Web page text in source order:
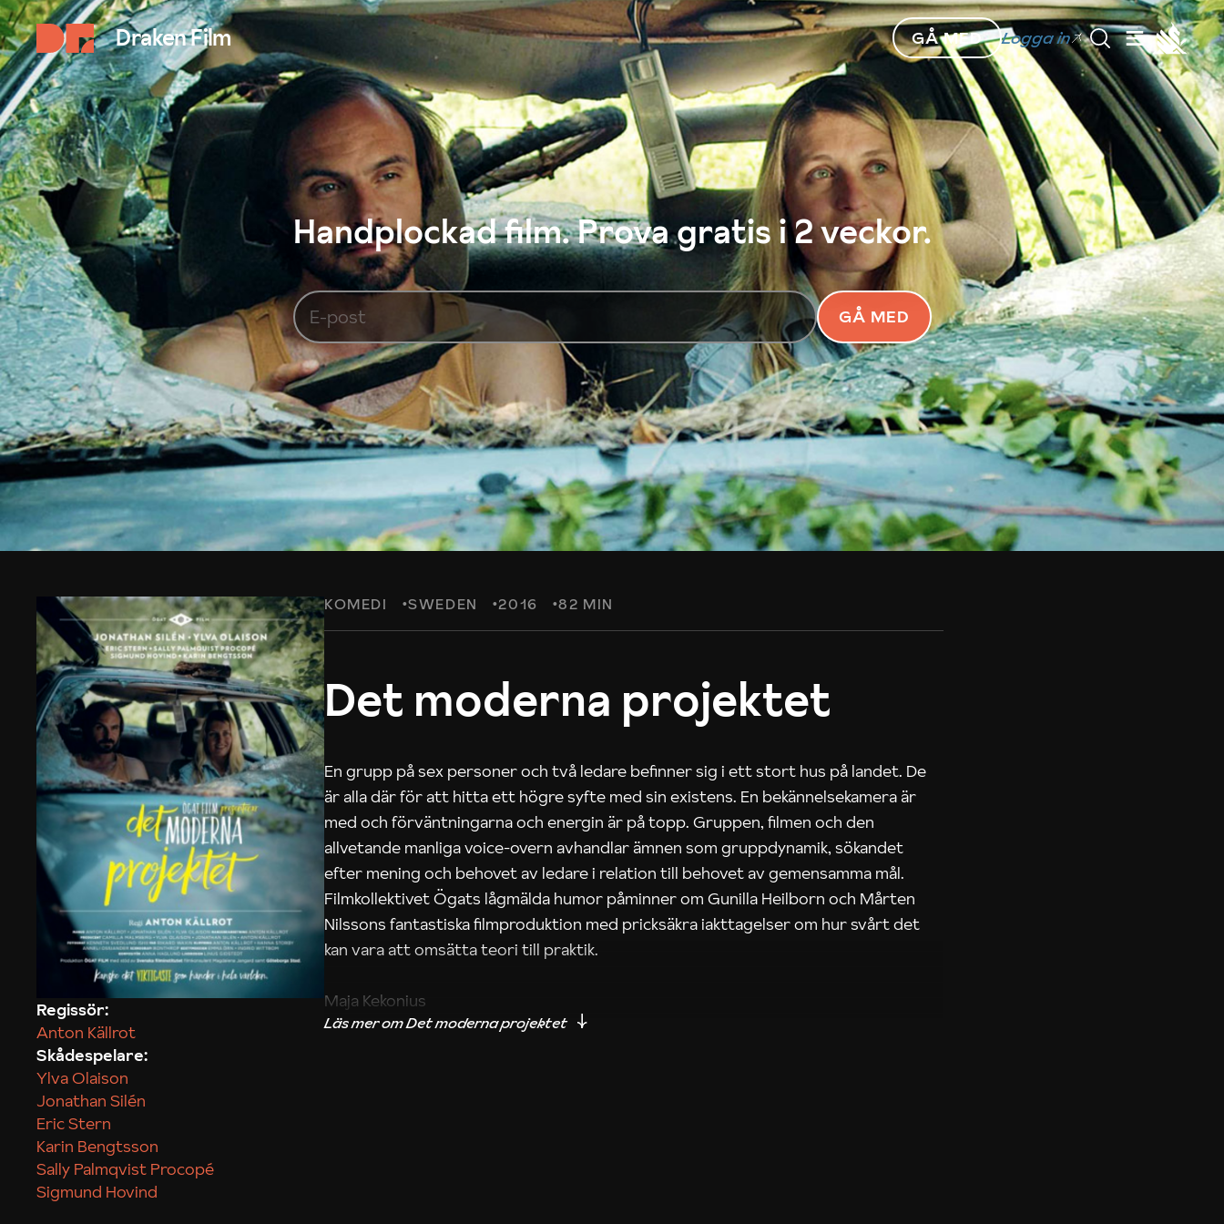
Draken Film GÅ MED Logga in
Handplockad film. Prova gratis i 2 veckor.
GÅ MED
KOMEDI SWEDEN 2016 82 MIN
Det moderna projektet
En grupp på sex personer och två ledare befinner sig i ett stort hus på landet. De
är alla där för att hitta ett högre syfte med sin existens. En bekännelsekamera är
med och förväntningarna och energin är på topp. Gruppen, filmen och den
allvetande manliga voice-overn avhandlar ämnen som gruppdynamik, sökandet
efter mening och behovet av ledare i relation till behovet av gemensamma mål.
Filmkollektivet Ögats lågmälda humor påminner om Gunilla Heilborn och Mårten
Nilssons fantastiska filmproduktion med pricksäkra iakttagelser om hur svårt det
kan vara att omsätta teori till praktik.
Maja Kekonius
Regissör:
Anton Källrot
Skådespelare:
Ylva Olaison
Jonathan Silén
Eric Stern
Karin Bengtsson
Sally Palmqvist Procopé
Sigmund Hovind